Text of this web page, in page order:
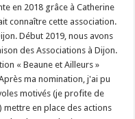
en 2018 grâce à Catherine
connaître cette association.
Début 2019, nous avons
des Associations à Dijon.
« Beaune et Ailleurs »
ma nomination, j'ai pu
motivés (je profite de
mettre en place des actions